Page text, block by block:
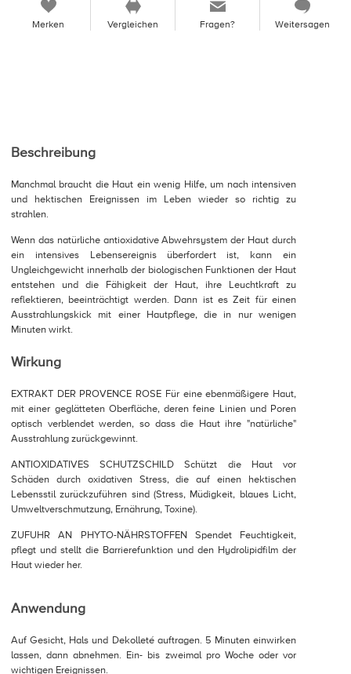
Merken Vergleichen Fragen? Weitersagen
Beschreibung
Manchmal braucht die Haut ein wenig Hilfe, um nach intensiven
und hektischen Ereignissen im Leben wieder so richtig zu
strahlen.
Wenn das natürliche antioxidative Abwehrsystem der Haut durch
ein intensives Lebensereignis überfordert ist, kann ein
Ungleichgewicht innerhalb der biologischen Funktionen der Haut
entstehen und die Fähigkeit der Haut, ihre Leuchtkraft zu
reflektieren, beeinträchtigt werden. Dann ist es Zeit für einen
Ausstrahlungskick mit einer Hautpflege, die in nur wenigen
Minuten wirkt.
Wirkung
EXTRAKT DER PROVENCE ROSE Für eine ebenmäßigere Haut,
mit einer geglätteten Oberfläche, deren feine Linien und Poren
optisch verblendet werden, so dass die Haut ihre "natürliche"
Ausstrahlung zurückgewinnt.
ANTIOXIDATIVES SCHUTZSCHILD Schützt die Haut vor
Schäden durch oxidativen Stress, die auf einen hektischen
Lebensstil zurückzuführen sind (Stress, Müdigkeit, blaues Licht,
Umweltverschmutzung, Ernährung, Toxine).
ZUFUHR AN PHYTO-NÄHRSTOFFEN Spendet Feuchtigkeit,
pflegt und stellt die Barrierefunktion und den Hydrolipidfilm der
Haut wieder her.
Anwendung
Auf Gesicht, Hals und Dekolleté auftragen. 5 Minuten einwirken
lassen, dann abnehmen. Ein- bis zweimal pro Woche oder vor
wichtigen Ereignissen.